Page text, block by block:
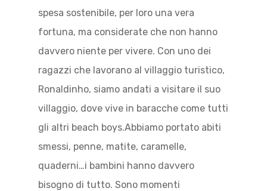
spesa sostenibile, per loro una vera
fortuna, ma considerate che non hanno
davvero niente per vivere. Con uno dei
ragazzi che lavorano al villaggio turistico,
Ronaldinho, siamo andati a visitare il suo
villaggio, dove vive in baracche come tutti
gli altri beach boys.Abbiamo portato abiti
smessi, penne, matite, caramelle,
quaderni…i bambini hanno davvero
bisogno di tutto. Sono momenti